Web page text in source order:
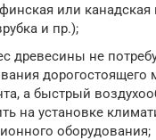
или канадская
и пр.);
древесины не
дорогостоящего
а быстрый
на установке
оборудования;